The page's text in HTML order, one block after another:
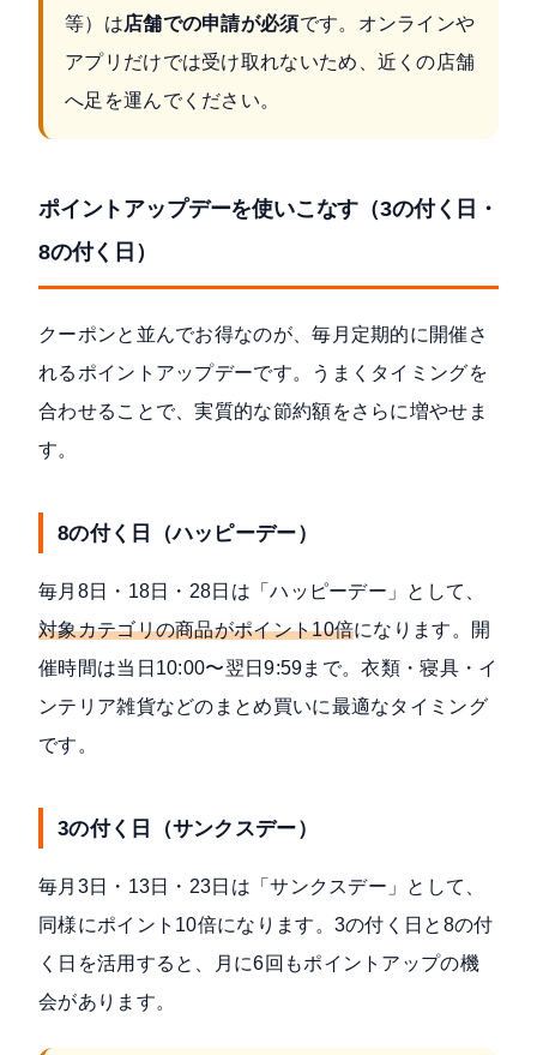
等）は店舗での申請が必須です。オンラインや
アプリだけでは受け取れないため、近くの店舗
へ足を運んでください。
ポイントアップデーを使いこなす（3の付く日・
8の付く日）
クーポンと並んでお得なのが、毎月定期的に開催さ
れるポイントアップデーです。うまくタイミングを
合わせることで、実質的な節約額をさらに増やせま
す。
8の付く日（ハッピーデー）
毎月8日・18日・28日は「ハッピーデー」として、
対象カテゴリの商品がポイント10倍になります。開
催時間は当日10:00〜翌日9:59まで。衣類・寝具・イ
ンテリア雑貨などのまとめ買いに最適なタイミング
です。
3の付く日（サンクスデー）
毎月3日・13日・23日は「サンクスデー」として、
同様にポイント10倍になります。3の付く日と8の付
く日を活用すると、月に6回もポイントアップの機
会があります。